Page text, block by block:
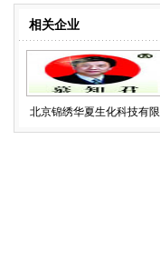
相关企业
北京锦绣华夏生化科技有限